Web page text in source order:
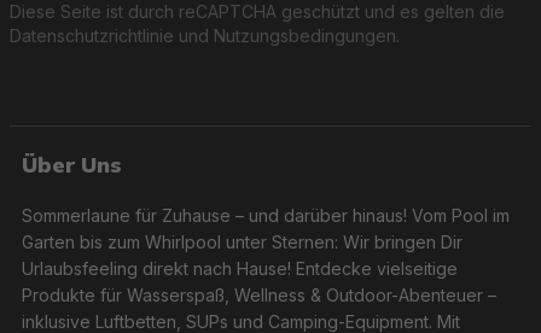
Diese Seite ist durch reCAPTCHA geschützt und es gelten die
Datenschutzrichtlinie und Nutzungsbedingungen.
Über Uns
Sommerlaune für Zuhause – und darüber hinaus! Vom Pool im
Garten bis zum Whirlpool unter Sternen: Wir bringen Dir
Urlaubsfeeling direkt nach Hause! Entdecke vielseitige
Produkte für Wasserspaß, Wellness & Outdoor-Abenteuer –
inklusive Luftbetten, SUPs und Camping-Equipment. Mit